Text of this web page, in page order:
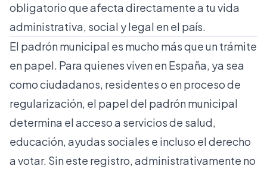
obligatorio que afecta directamente a tu vida
administrativa, social y legal en el país.
El padrón municipal es mucho más que un trámite
en papel. Para quienes viven en España, ya sea
como ciudadanos, residentes o en proceso de
regularización, el papel del padrón municipal
determina el acceso a servicios de salud,
educación, ayudas sociales e incluso el derecho
a votar. Sin este registro, administrativamente no